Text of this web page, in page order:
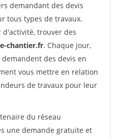
demandant des devis
tous types de travaux.
trouver des
chantier.fr. Chaque jour,
des devis en
vous mettre en relation
de travaux pour leur
du réseau
une demande gratuite et